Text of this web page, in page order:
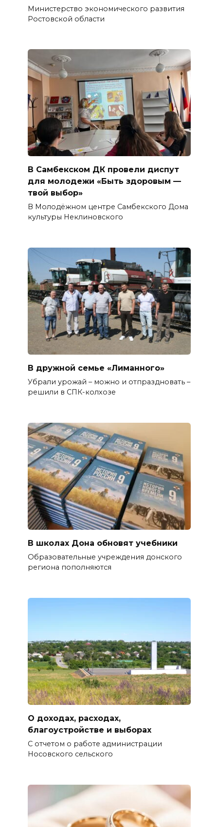
Министерство экономического развития
Ростовской области
В Самбекском ДК провели диспут
для молодежи «Быть здоровым —
твой выбор»
В Молодёжном центре Самбекского Дома
культуры Неклиновского
В дружной семье «Лиманного»
Убрали урожай – можно и отпраздновать –
решили в СПК-колхозе
В школах Дона обновят учебники
Образовательные учреждения донского
региона пополняются
О доходах, расходах,
благоустройстве и выборах
С отчетом о работе администрации
Носовского сельского